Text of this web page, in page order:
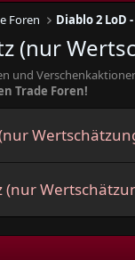
Foren Diablo 2 LoD
(nur
und
Trade Foren!
(nur